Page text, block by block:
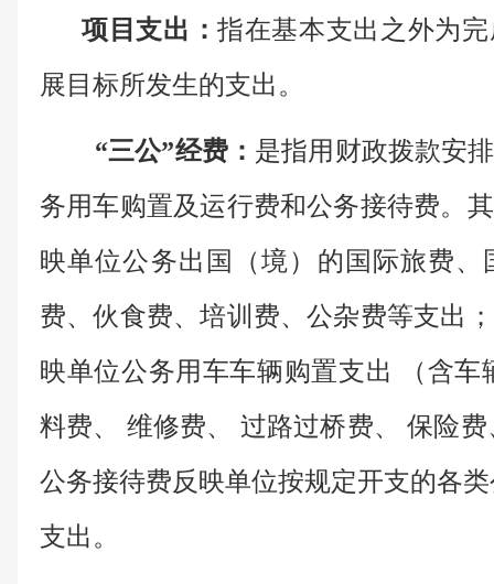
项目支出：指在基本支出之外为
展目标所发生的支出。
“三公”经费： 是指用财政拨款安
务用车购置及运行费和公务接待费。
映单位公务出国（境）的国际旅费
费、伙食费、培训费、公杂费等支出
映单位公务用车车辆购置支出 （含
料费、 维修费、 过路过桥费、 保险
公务接待费反映单位按规定开支的各
支出。